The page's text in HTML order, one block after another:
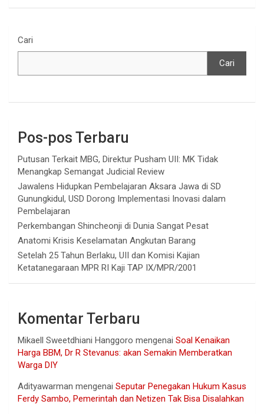
Cari
Cari
Pos-pos Terbaru
Putusan Terkait MBG, Direktur Pusham UII: MK Tidak
Menangkap Semangat Judicial Review
Jawalens Hidupkan Pembelajaran Aksara Jawa di SD
Gunungkidul, USD Dorong Implementasi Inovasi dalam
Pembelajaran
Perkembangan Shincheonji di Dunia Sangat Pesat
Anatomi Krisis Keselamatan Angkutan Barang
Setelah 25 Tahun Berlaku, UII dan Komisi Kajian
Ketatanegaraan MPR RI Kaji TAP IX/MPR/2001
Komentar Terbaru
Mikaell Sweetdhiani Hanggoro mengenai Soal Kenaikan
Harga BBM, Dr R Stevanus: akan Semakin Memberatkan
Warga DIY
Adityawarman mengenai Seputar Penegakan Hukum Kasus
Ferdy Sambo, Pemerintah dan Netizen Tak Bisa Disalahkan